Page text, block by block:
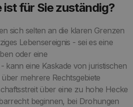
für Sie zuständig?
sich selten an die klaren Grenzen
Lebensereignis - sei es eine
oder eine
kann eine Kaskade von juristischen
mehrere Rechtsgebiete
über eine zu hohe Hecke
beginnen, bei Drohungen